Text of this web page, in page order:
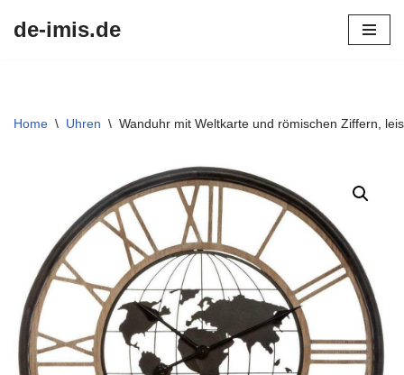
de-imis.de
Home \ Uhren \ Wanduhr mit Weltkarte und römischen Ziffern,